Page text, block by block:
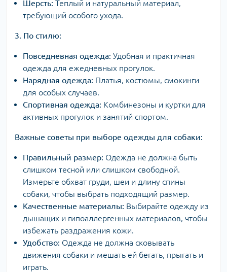
Шерсть: Теплый и натуральный материал,
требующий особого ухода.
3. По стилю:
Повседневная одежда: Удобная и практичная
одежда для ежедневных прогулок.
Нарядная одежда: Платья, костюмы, смокинги
для особых случаев.
Спортивная одежда: Комбинезоны и куртки для
активных прогулок и занятий спортом.
Важные советы при выборе одежды для собаки:
Правильный размер: Одежда не должна быть
слишком тесной или слишком свободной.
Измерьте обхват груди, шеи и длину спины
собаки, чтобы выбрать подходящий размер.
Качественные материалы: Выбирайте одежду из
дышащих и гипоаллергенных материалов, чтобы
избежать раздражения кожи.
Удобство: Одежда не должна сковывать
движения собаки и мешать ей бегать, прыгать и
играть.